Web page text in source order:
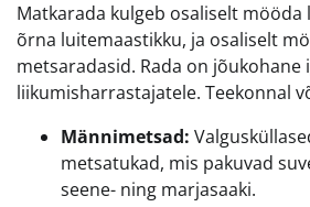
Matkarada kulgeb osaliselt mööda
õrna luitemaastikku, ja osaliselt
metsaradasid. Rada on jõukohane
liikumisharrastajatele. Teekonnal
Männimetsad:
metsatukad, mis pakuvad
seene- ning marjasaaki.